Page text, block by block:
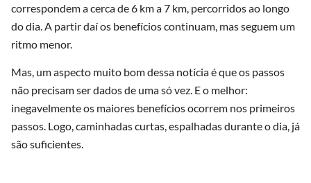
correspondem a cerca de 6 km a 7 km, percorridos ao longo
do dia. A partir daí os benefícios continuam, mas seguem um
ritmo menor.
Mas, um aspecto muito bom dessa notícia é que os passos
não precisam ser dados de uma só vez. E o melhor:
inegavelmente os maiores benefícios ocorrem nos primeiros
passos. Logo, caminhadas curtas, espalhadas durante o dia, já
são suficientes.